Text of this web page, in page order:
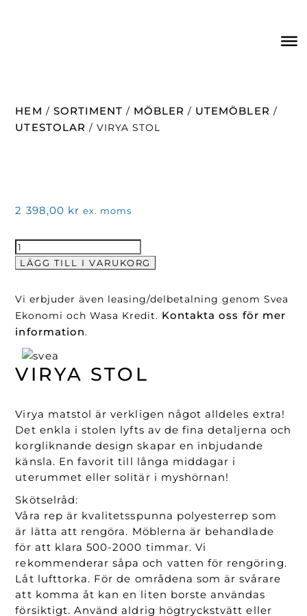
HEM / SORTIMENT / MÖBLER / UTEMÖBLER /
UTESTOLAR / VIRYA STOL
VIRYA STOL
Virya matstol är verkligen något alldeles extra!
Det enkla i stolen lyfts av de fina detaljerna och
korgliknande design skapar en inbjudande
känsla. En favorit till långa middagar i
uterummet eller solitär i myshörnan!
Skötselråd:
Våra rep är kvalitetsspunna polyesterrep som
är lätta att rengöra. Möblerna är behandlade
för att klara 500-2000 timmar. Vi
rekommenderar såpa och vatten för rengöring.
Låt lufttorka. För de områdena som är svårare
att komma åt kan en liten borste användas
försiktigt. Använd aldrig högtryckstvätt eller
2 398,00 kr ex. moms
Virya
Stol
LÄGG TILL I VARUKORG
Vi erbjuder även leasing/delbetalning genom Svea
Ekonomi och Wasa Kredit. Kontakta oss för mer
information.